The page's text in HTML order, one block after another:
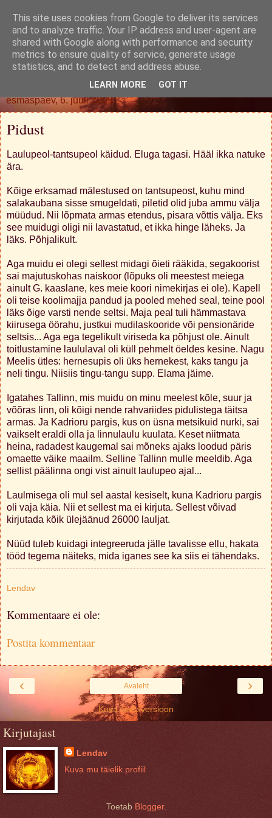
Oh. Jah. Muidugi.
esmaspäev, 6. juuli 2009
Pidust
Laulupeol-tantsupeol käidud. Eluga tagasi. Hääl ikka natuke
ära.
Kõige erksamad mälestused on tantsupeost, kuhu mind
salakaubana sisse smugeldati, piletid olid juba ammu välja
müüdud. Nii lõpmata armas etendus, pisara võttis välja. Eks
see muidugi oligi nii lavastatud, et ikka hinge läheks. Ja
läks. Põhjalikult.
Aga muidu ei olegi sellest midagi õieti rääkida, segakoorist
sai majutuskohas naiskoor (lõpuks oli meestest meiega
ainult G. kaaslane, kes meie koori nimekirjas ei ole). Kapell
oli teise koolimajja pandud ja pooled mehed seal, teine pool
läks õige varsti nende seltsi. Maja peal tuli hämmastava
kiirusega öörahu, justkui mudilaskooride või pensionäride
seltsis... Aga ega tegelikult viriseda ka põhjust ole. Ainult
toitlustamine laululaval oli küll pehmelt öeldes kesine. Nagu
Meelis ütles: hernesupis oli üks hernekest, kaks tangu ja
neli tingu. Niisiis tingu-tangu supp. Elama jäime.
Igatahes Tallinn, mis muidu on minu meelest kõle, suur ja
võõras linn, oli kõigi nende rahvariides pidulistega täitsa
armas. Ja Kadrioru pargis, kus on üsna metsikuid nurki, sai
vaikselt eraldi olla ja linnulaulu kuulata. Keset niitmata
heina, radadest kaugemal sai mõneks ajaks loodud päris
omaette väike maailm. Selline Tallinn mulle meeldib. Aga
sellist päälinna ongi vist ainult laulupeo ajal...
Laulmisega oli mul sel aastal kesiselt, kuna Kadrioru pargis
oli vaja käia. Nii et sellest ma ei kirjuta. Sellest võivad
kirjutada kõik ülejäänud 26000 lauljat.
Nüüd tuleb kuidagi integreeruda jälle tavalisse ellu, hakata
tööd tegema näiteks, mida iganes see ka siis ei tähendaks.
Lendav
Kommentaare ei ole:
Postita kommentaar
‹ ›
Avaleht
Kuva veebiversioon
Kirjutajast
Lendav
Kuva mu täielik profiil
Toetab Blogger.
This site uses cookies from Google to deliver its services
and to analyze traffic. Your IP address and user-agent are
shared with Google along with performance and security
metrics to ensure quality of service, generate usage
statistics, and to detect and address abuse.
LEARN MORE GOT IT